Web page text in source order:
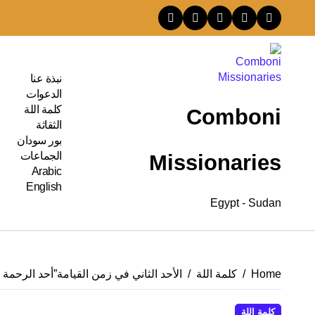
content
Comboni
Missionaries
Egypt - Sudan
نبذة عنا
الدعوات
كلمة اللة
الثقاثة
بور سودان
الجماعات
Arabic
English
Home كلمة اللة الأحد الثاني في زمن القيامة”أحد الرحمة
كلمة اللة